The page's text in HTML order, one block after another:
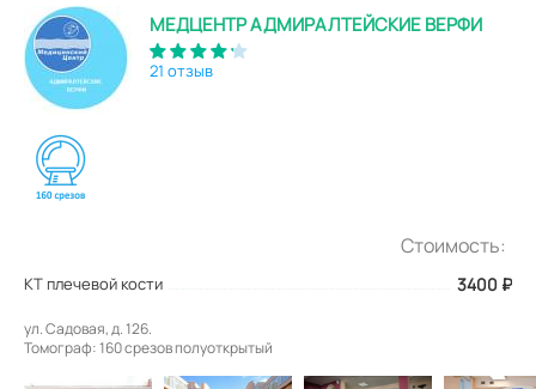
МЕДЦЕНТР АДМИРАЛТЕЙСКИЕ ВЕРФИ
21 отзыв
Стоимость:
КТ плечевой кости 3400 ₽
ул. Садовая, д. 126.
Томограф: 160 срезов полуоткрытый